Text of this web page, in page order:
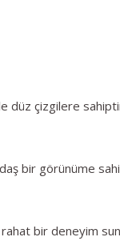
düz çizgilere
bir görünüme
rahat bir deneyim